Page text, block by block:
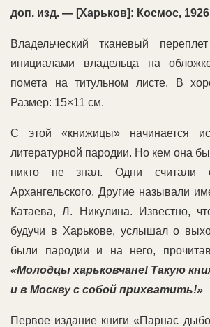
доп. изд. — [Харьков]: Космос,
Владельческий тканевый
инициалами владельца на
помета на титульном листе. В
Размер: 15×11 см.
С этой «книжицы» начинается
литературной пародии. Но кем она
никто не знал. Одни
Архангельского. Другие называли
Катаева, Л. Никулина. Известно,
будучи в Харькове, услышал о
были пародии и на него,
«Молодцы харьковчане! Такую
и в Москву с собой прихватить!»
Первое издание книги «Парнас